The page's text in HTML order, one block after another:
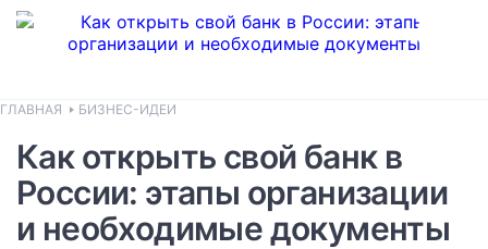
ГЛАВНАЯ БИЗНЕС-ИДЕИ
Как открыть свой банк в
России: этапы организации
и необходимые документы